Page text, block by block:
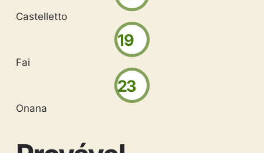
Castelletto
19
Fai
23
Onana